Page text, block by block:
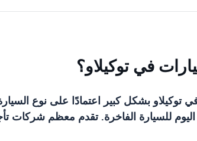
في توكيلاو؟
نيوزيلندي في اليوم للسيارة الفاخرة. تقدم